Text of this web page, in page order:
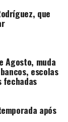
que
Agosto, muda
escolas
fechadas
após